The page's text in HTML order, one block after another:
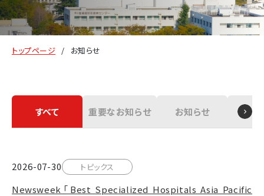
トップページ お知らせ
すべて 重要なお知らせ お知らせ トピ
2026-07-30 トピックス
Newsweek「Best Specialized Hospitals Asia Pacific